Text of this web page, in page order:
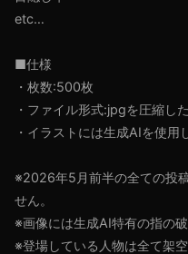
etc…
■仕様
・枚数:500枚
・ファイル形式:jpgを圧縮し
・イラストには生成AIを使用
※2026年5月前半の全ての投
せん。
※画像には生成AI特有の指の破
※登場している人物は全て架